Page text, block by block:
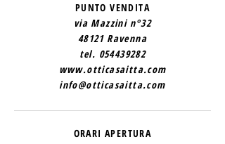
PUNTO VENDITA
via Mazzini n°32
48121 Ravenna
tel. 054439282
www.otticasaitta.com
info@otticasaitta.com
ORARI APERTURA